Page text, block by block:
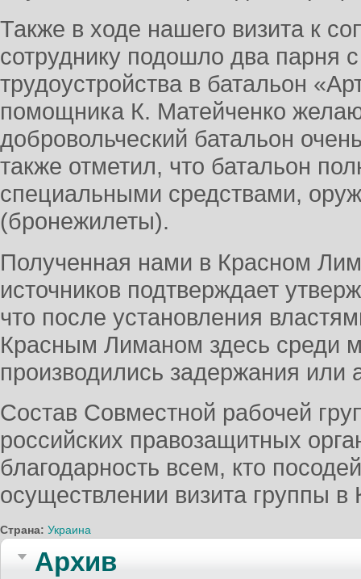
Также в ходе нашего визита к
сотруднику подошло два парня
трудоустройства в батальон
помощника К. Матейченко
добровольческий батальон
также отметил, что батальон
специальными средствами,
(бронежилеты).
Полученная нами в Красном
источников подтверждает
что после установления
Красным Лиманом здесь среди
производились задержания или
Состав Cовместной рабочей
российских правозащитных
благодарность всем, кто
осуществлении визита группы
Страна: Украина
Архив